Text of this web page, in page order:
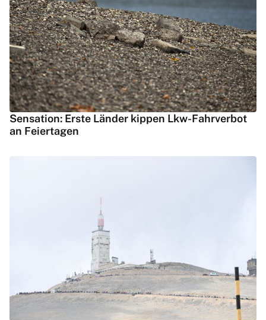
Sensation: Erste Länder kippen Lkw-Fahrverbot
an Feiertagen